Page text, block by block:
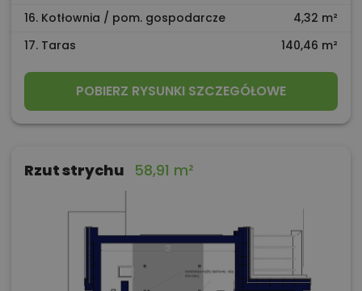
16. Kotłownia / pom. gospodarcze
4,32 m²
17. Taras
140,46 m²
POBIERZ RYSUNKI SZCZEGÓŁOWE
Rzut strychu 58,91 m²